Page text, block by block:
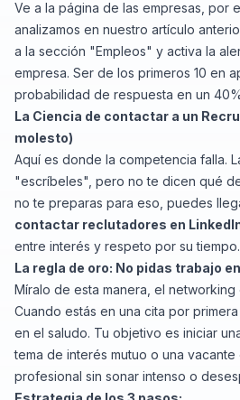
Ve a la página de las empresas, por
analizamos en nuestro artículo
a la sección "Empleos" y activa la
empresa. Ser de los primeros 10 en
probabilidad de respuesta en un
La Ciencia de contactar a un
molesto)
Aquí es donde la competencia falla.
"escríbeles", pero no te dicen qué
no te preparas para eso, puedes
contactar reclutadores en
entre interés y respeto por su tiempo.
La regla de oro: No pidas trabajo
Míralo de esta manera, el networking
Cuando estás en una cita por
en el saludo. Tu objetivo es iniciar
tema de interés mutuo o una
profesional sin sonar intenso o